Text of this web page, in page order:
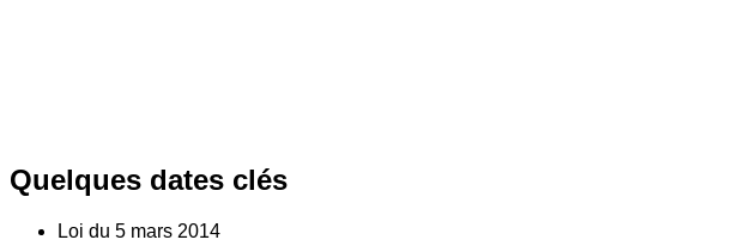
Quelques dates clés
Loi du 5 mars 2014